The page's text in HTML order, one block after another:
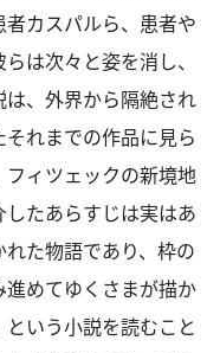
カスパルら、患者や
は次々と姿を消し、
、外界から隔絶され
れまでの作品に見ら
ィツェックの新境地
たあらすじは実はあ
た物語であり、枠の
めてゆくさまが描か
いう小説を読むこと